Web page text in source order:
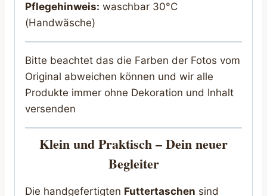
Pflegehinweis: waschbar 30°C
(Handwäsche)
Bitte beachtet das die Farben der Fotos vom
Original abweichen können und wir alle
Produkte immer ohne Dekoration und Inhalt
versenden
Klein und Praktisch – Dein neuer
Begleiter
Die handgefertigten Futtertaschen sind